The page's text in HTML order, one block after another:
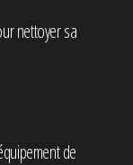
nettoyer sa
de